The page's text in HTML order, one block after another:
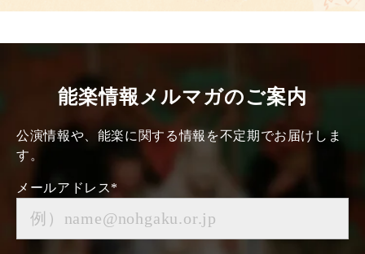
能楽情報メルマガのご案内
公演情報や、能楽に関する情報を不定期でお届けしま
す。
メールアドレス*